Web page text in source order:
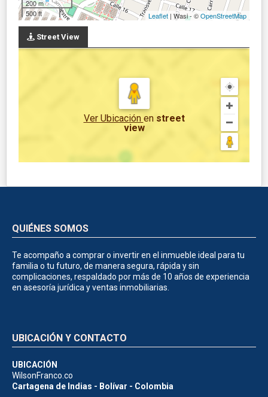
200 m
500 ft
Leaflet | Wasi - ©OpenStreetMap
Street View
Ver Ubicación en street
view
QUIÉNES SOMOS
Te acompaño a comprar o invertir en el inmueble ideal para tu
familia o tu futuro, de manera segura, rápida y sin
complicaciones, respaldado por más de 10 años de experiencia
en asesoría jurídica y ventas inmobiliarias.
UBICACIÓN Y CONTACTO
UBICACIÓN
WilsonFranco.co
Cartagena de Indias - Bolívar - Colombia